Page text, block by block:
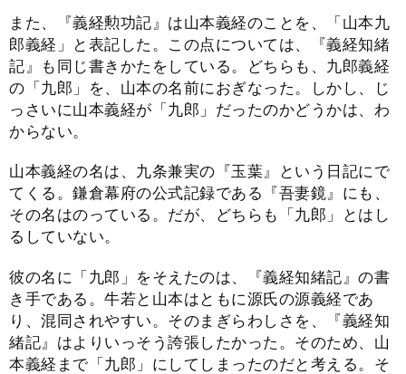
また、『義経勲功記』は山本義経のことを、「山本九
郎義経」と表記した。この点については、『義経知緒
記』も同じ書きかたをしている。どちらも、九郎義経
の「九郎」を、山本の名前におぎなった。しかし、じ
っさいに山本義経が「九郎」だったのかどうかは、わ
からない。
山本義経の名は、九条兼実の『玉葉』という日記にで
てくる。鎌倉幕府の公式記録である『吾妻鏡』にも、
その名はのっている。だが、どちらも「九郎」とはし
るしていない。
彼の名に「九郎」をそえたのは、『義経知緒記』の書
き手である。牛若と山本はともに源氏の源義経であ
り、混同されやすい。そのまぎらわしさを、『義経知
緒記』はよりいっそう誇張したかった。そのため、山
本義経まで「九郎」にしてしまったのだと考える。そ